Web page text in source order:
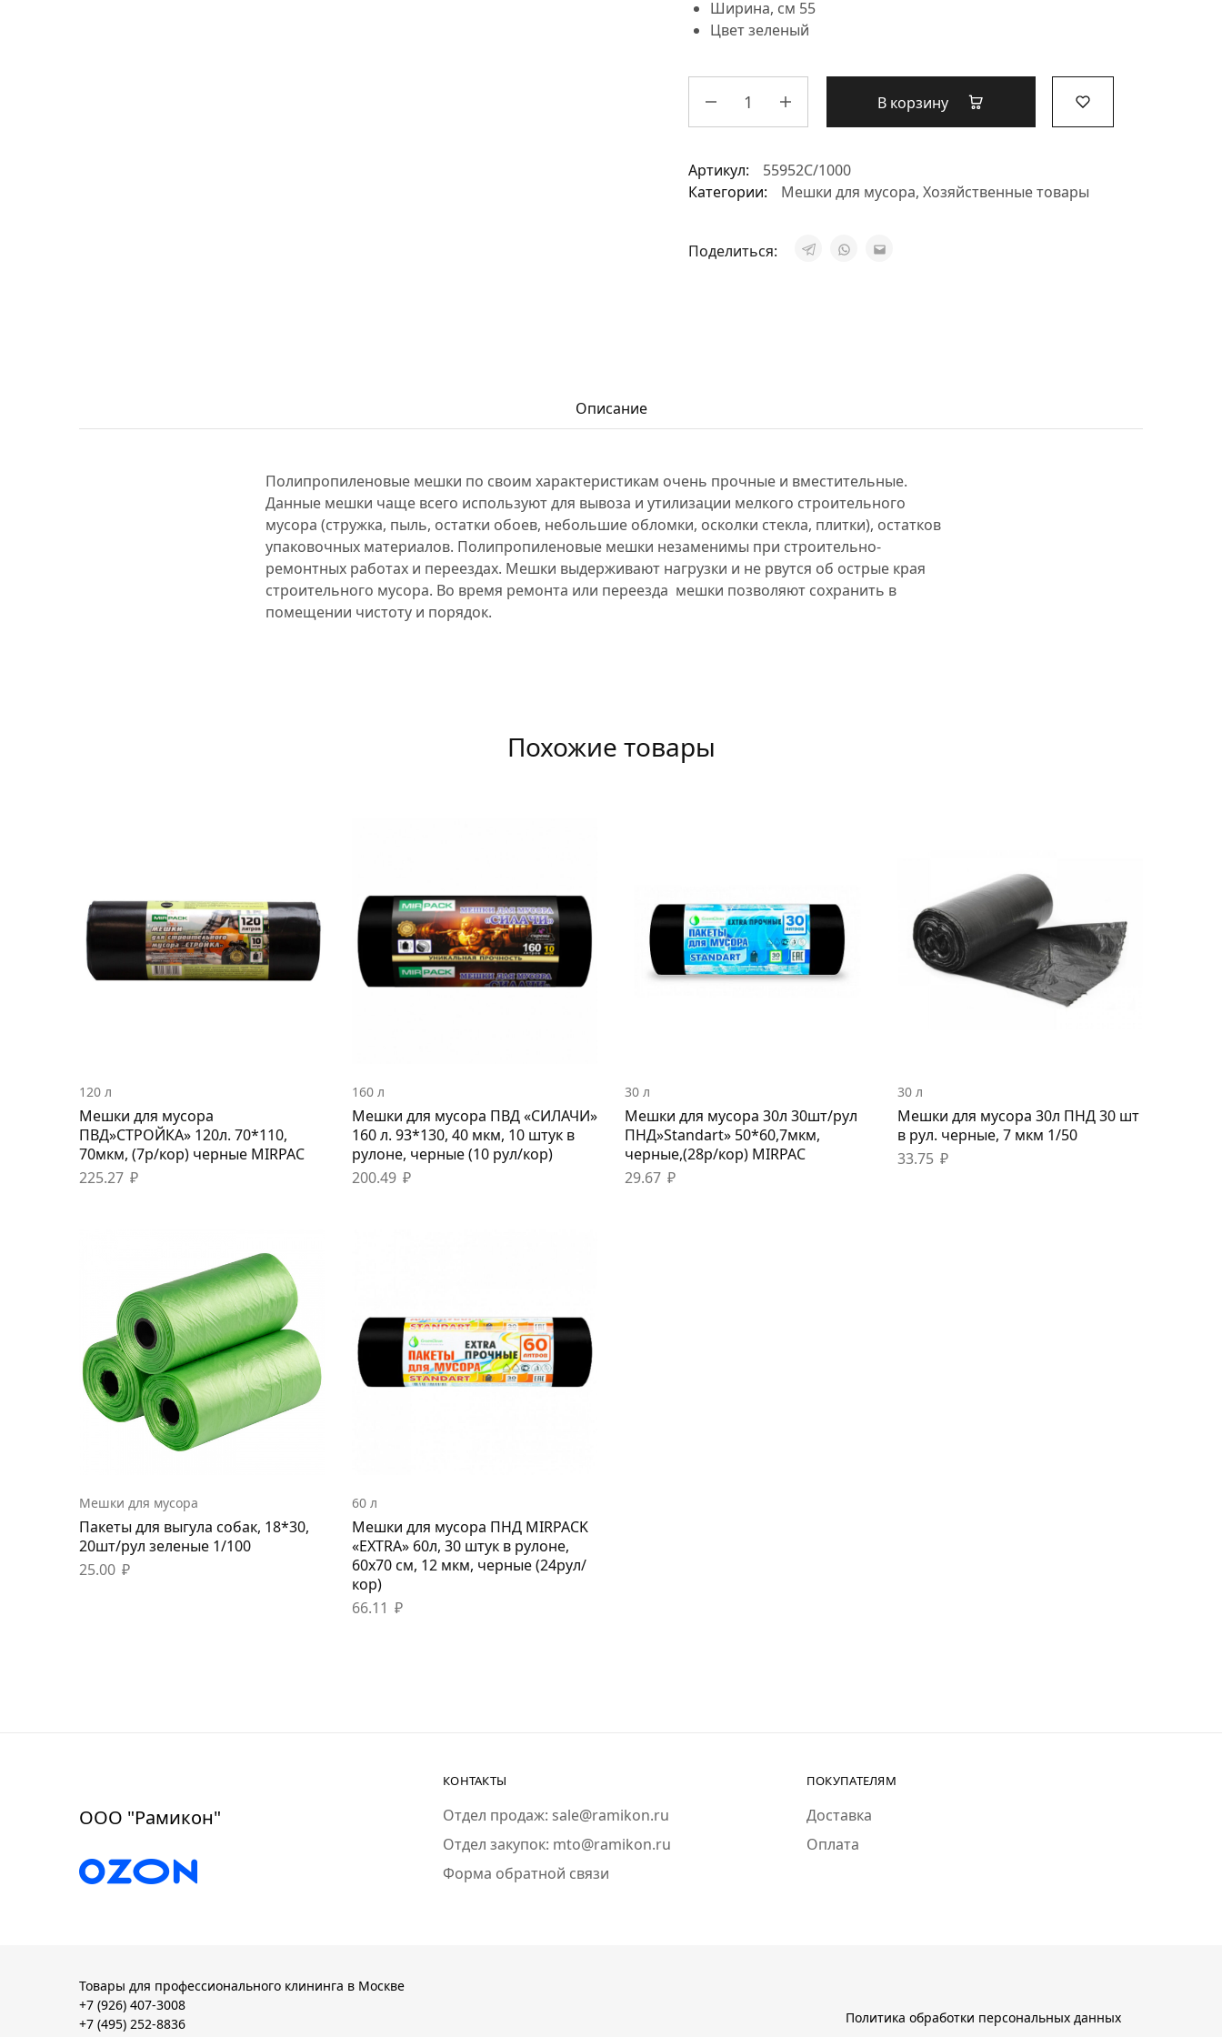
Ширина, см 55
Цветзеленый
В корзину
Артикул:
55952C/1000
Категории:
Мешки для мусора, Хозяйственные товары
Поделиться:
Описание
Полипропиленовые мешки по своим характеристикам очень прочные и вместительные.
Данные мешки чаще всего используют для вывоза и утилизации мелкого строительного
мусора (стружка, пыль, остатки обоев, небольшие обломки, осколки стекла, плитки), остатков
упаковочных материалов. Полипропиленовые мешки незаменимы при строительно-
ремонтных работах и переездах. Мешки выдерживают нагрузки и не рвутся об острые края
строительного мусора. Во время ремонта или переезда мешки позволяют сохранить в
помещении чистоту и порядок.
Похожие товары
120 л
Мешки для мусора
ПВД»СТРОЙКА» 120л. 70*110,
70мкм, (7р/кор) черные MIRPAC
225.27 ₽
160 л
Мешки для мусора ПВД «СИЛАЧИ»
160 л. 93*130, 40 мкм, 10 штук в
рулоне, черные (10 рул/кор)
200.49 ₽
30 л
Мешки для мусора 30л 30шт/рул
ПНД»Standart» 50*60,7мкм,
черные,(28р/кор) MIRPAC
29.67 ₽
30 л
Мешки для мусора 30л ПНД 30 шт
в рул. черные, 7 мкм 1/50
33.75 ₽
Мешки для мусора
Пакеты для выгула собак, 18*30,
20шт/рул зеленые 1/100
25.00 ₽
60 л
Мешки для мусора ПНД MIRPACK
«EXTRA» 60л, 30 штук в рулоне,
60х70 см, 12 мкм, черные (24рул/
кор)
66.11 ₽
ООО "Рамикон"
КОНТАКТЫ
Отдел продаж: sale@ramikon.ru
Отдел закупок: mto@ramikon.ru
Форма обратной связи
ПОКУПАТЕЛЯМ
Доставка
Оплата
Товары для профессионального клининга в Москве
+7 (926) 407-3008
+7 (495) 252-8836
Политика обработки персональных данных